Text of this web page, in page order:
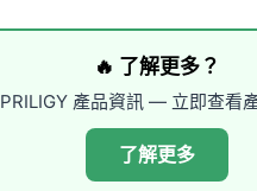
🔥 了解更多？
PRILIGY 產品資訊 — 立即查看
了解更多